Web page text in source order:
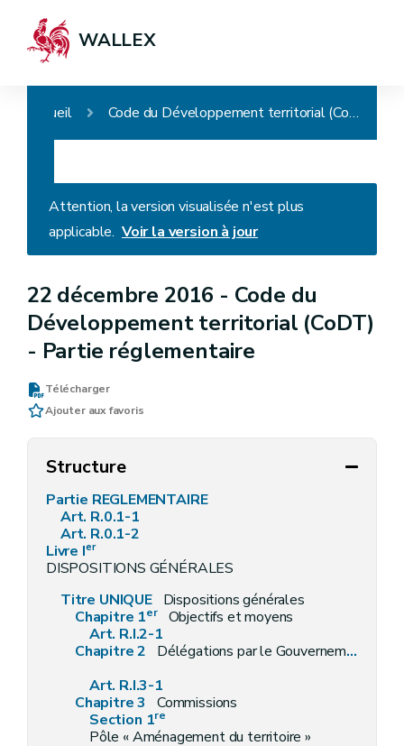
WALLEX
Accueil Code du Développement territorial (CoDT) - Partie réglementaire
Attention, la version visualisée n'est plus
applicable. Voir la version à jour
22 décembre 2016 - Code du
Développement territorial (CoDT)
- Partie réglementaire
Télécharger
Ajouter aux favoris
Structure
Partie REGLEMENTAIRE
Art. R.0.1-1
Art. R.0.1-2
Livre Ier
DISPOSITIONS GÉNÉRALES
Titre UNIQUE Dispositions générales
Chapitre 1er
Objectifs et moyens
Art. R.I.2-1
Chapitre 2
Délégations par le Gouvernement
Art. R.I.3-1
Chapitre 3
Commissions
Section 1re
Pôle « Aménagement du territoire »